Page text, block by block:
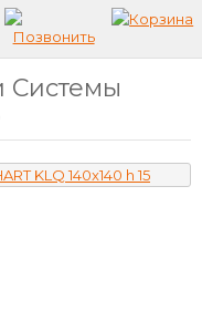
Системы